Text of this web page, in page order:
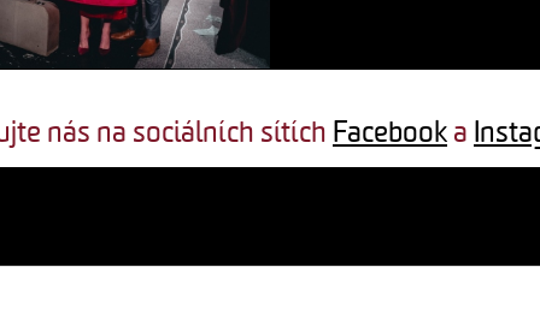
nás na sociálních sítích Facebook a